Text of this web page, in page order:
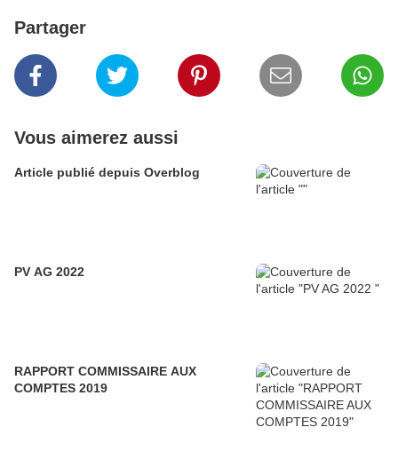
Partager
Vous aimerez aussi
Article publié depuis Overblog
PV AG 2022
RAPPORT COMMISSAIRE AUX
COMPTES 2019